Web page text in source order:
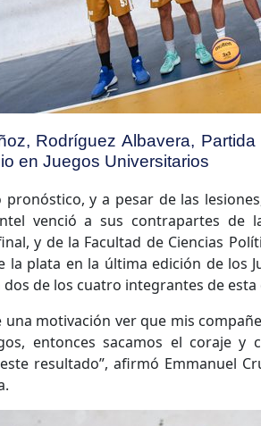
Rodríguez Albavera,
en Juegos Universitarios
pronóstico, y a pesar de las
venció a sus contrapartes de
y de la Facultad de Ciencias
la plata en la última edición de los
de los cuatro integrantes de esta
una motivación ver que mis
entonces sacamos el coraje y
resultado”, afirmó Emmanuel